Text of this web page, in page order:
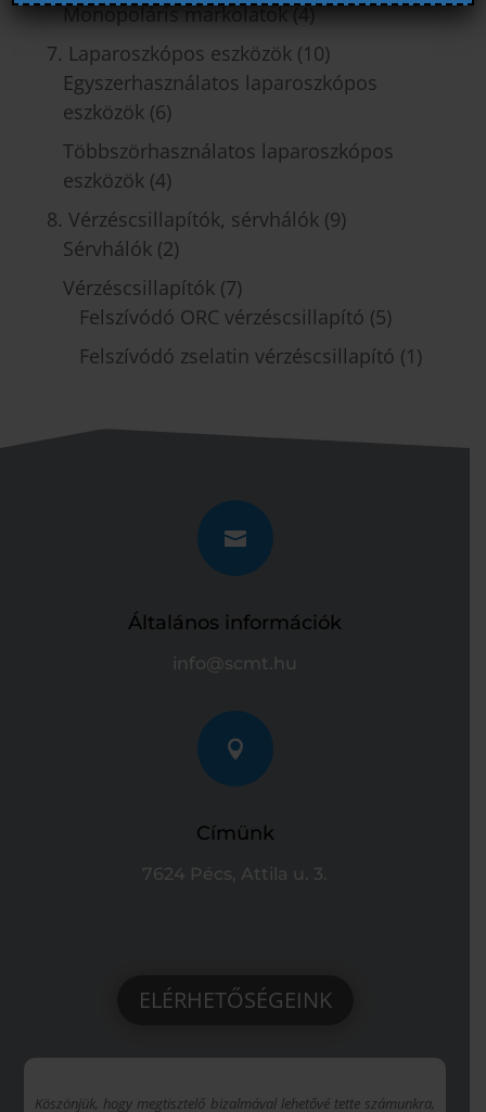
Monopoláris markolatok (4)
7. Laparoszkópos eszközök (10)
Egyszerhasználatos laparoszkópos
eszközök (6)
Többszörhasználatos laparoszkópos
eszközök (4)
8. Vérzéscsillapítók, sérvhálók (9)
Sérvhálók (2)
Vérzéscsillapítók (7)
Felszívódó ORC vérzéscsillapító (5)
Felszívódó zselatin vérzéscsillapító (1)

Általános információk
info@scmt.hu

Címünk
7624 Pécs, Attila u. 3.
ELÉRHETŐSÉGEINK
Köszönjük, hogy megtisztelő bizalmával lehetővé tette számunkra,